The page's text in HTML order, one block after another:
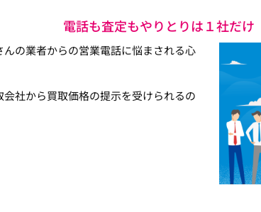
電話も査定もやりとりは１社だけ
の業者からの営業電話に悩まされる心
社から買取価格の提示を受けられるの